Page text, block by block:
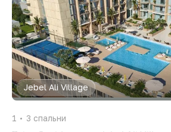
Jebel Ali Village
1 3 спальни